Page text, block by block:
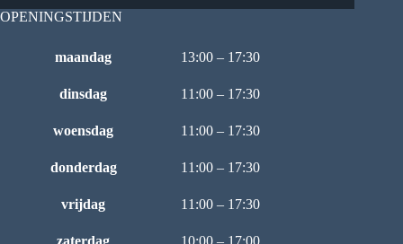
OPENINGSTIJDEN
maandag 13:00 – 17:30
dinsdag 11:00 – 17:30
woensdag 11:00 – 17:30
donderdag 11:00 – 17:30
vrijdag 11:00 – 17:30
zaterdag 10:00 – 17:00